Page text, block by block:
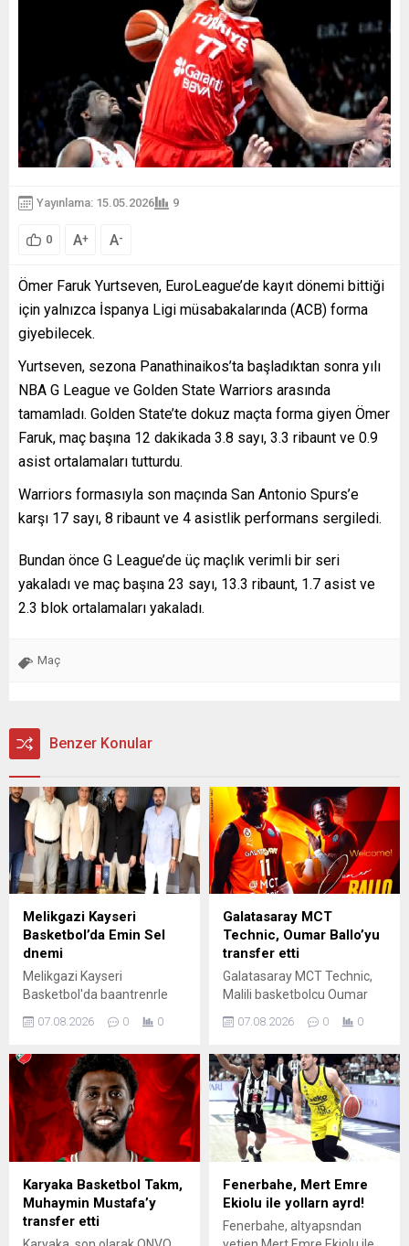
Yayınlama: 15.05.2026 9
0 A+ A-
Ömer Faruk Yurtseven, EuroLeague’de kayıt dönemi bittiği
için yalnızca İspanya Ligi müsabakalarında (ACB) forma
giyebilecek.
Yurtseven, sezona Panathinaikos’ta başladıktan sonra yılı
NBA G League ve Golden State Warriors arasında
tamamladı. Golden State’te dokuz maçta forma giyen Ömer
Faruk, maç başına 12 dakikada 3.8 sayı, 3.3 ribaunt ve 0.9
asist ortalamaları tutturdu.
Warriors formasıyla son maçında San Antonio Spurs’e
karşı 17 sayı, 8 ribaunt ve 4 asistlik performans sergiledi.
Bundan önce G League’de üç maçlık verimli bir seri
yakaladı ve maç başına 23 sayı, 13.3 ribaunt, 1.7 asist ve
2.3 blok ortalamaları yakaladı.
Maç
Benzer Konular
Melikgazi Kayseri
Basketbol’da Emin Sel
dnemi
Melikgazi Kayseri
Basketbol'da baantrenrle
07.08.2026 0 0
Galatasaray MCT
Technic, Oumar Ballo’yu
transfer etti
Galatasaray MCT Technic,
Malili basketbolcu Oumar
aklad.
07.08.2026 0 0
Karyaka Basketbol Takm,
Muhaymin Mustafa’y
transfer etti
Fenerbahe, Mert Emre
Ekiolu ile yollarn ayrd!
Fenerbahe, altyapsndan